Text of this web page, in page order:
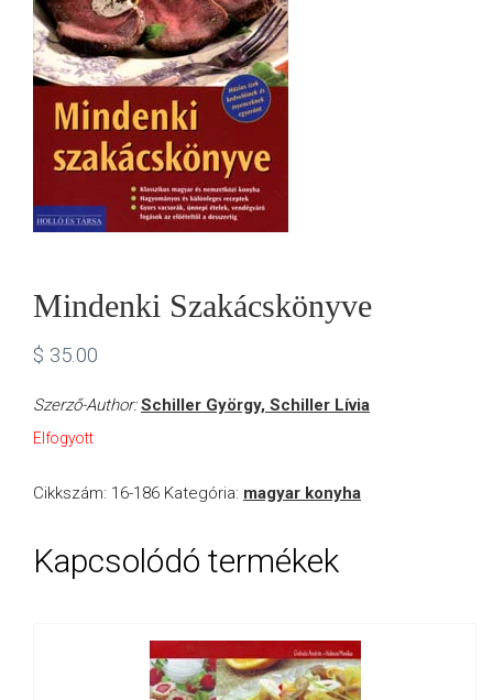
KAPCSOLAT
CONTACT
US
Mindenki Szakácskönyve
$ 35.00
Szerző-Author:Schiller György, Schiller Lívia
Elfogyott
Cikkszám: 16-186 Kategória: magyar konyha
Kapcsolódó termékek